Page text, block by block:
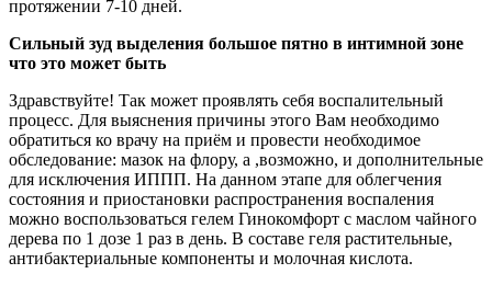
протяжении 7-10 дней.
Сильный зуд выделения большое пятно в интимной зоне
что это может быть
Здравствуйте! Так может проявлять себя воспалительный
процесс. Для выяснения причины этого Вам необходимо
обратиться ко врачу на приём и провести необходимое
обследование: мазок на флору, а ,возможно, и дополнительные
для исключения ИППП. На данном этапе для облегчения
состояния и приостановки распространения воспаления
можно воспользоваться гелем Гинокомфорт с маслом чайного
дерева по 1 дозе 1 раз в день. В составе геля растительные,
антибактериальные компоненты и молочная кислота.